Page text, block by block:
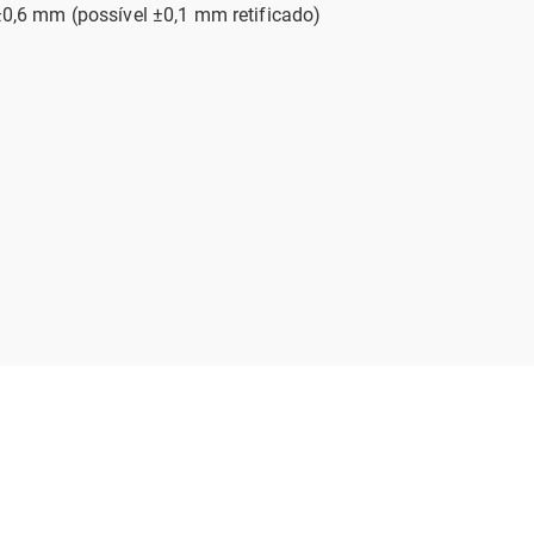
mm (possível ±0,1 mm retificado)